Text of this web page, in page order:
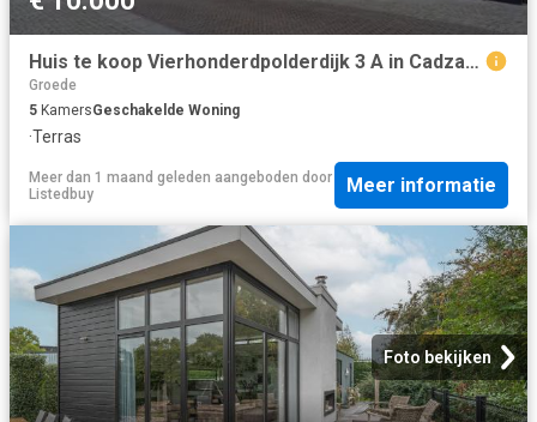
Huis te koop Vierhonderdpolderdijk 3 A in Cadzand voor € 1.999.
Groede
5 KamersGeschakelde Woning
·Terras
Meer dan 1 maand geleden aangeboden door
Listedbuy
Meer informatie
Foto bekijken